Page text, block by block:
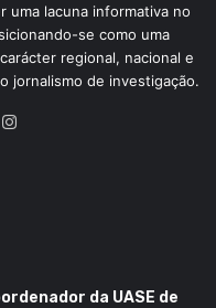
uma lacuna informativa no
se como uma
regional, nacional e
jornalismo de investigação.
YouTube
da UASE de